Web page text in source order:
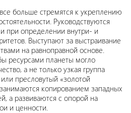
больше стремятся к укреплению
Руководствуются
при определении внутри- и
Выступают за выстраивание
на равноправной основе.
ресурсами планеты могло
а не только узкая группа
пресловутый «золотой
копированием западных
а развиваются с опорой на
и ценности.